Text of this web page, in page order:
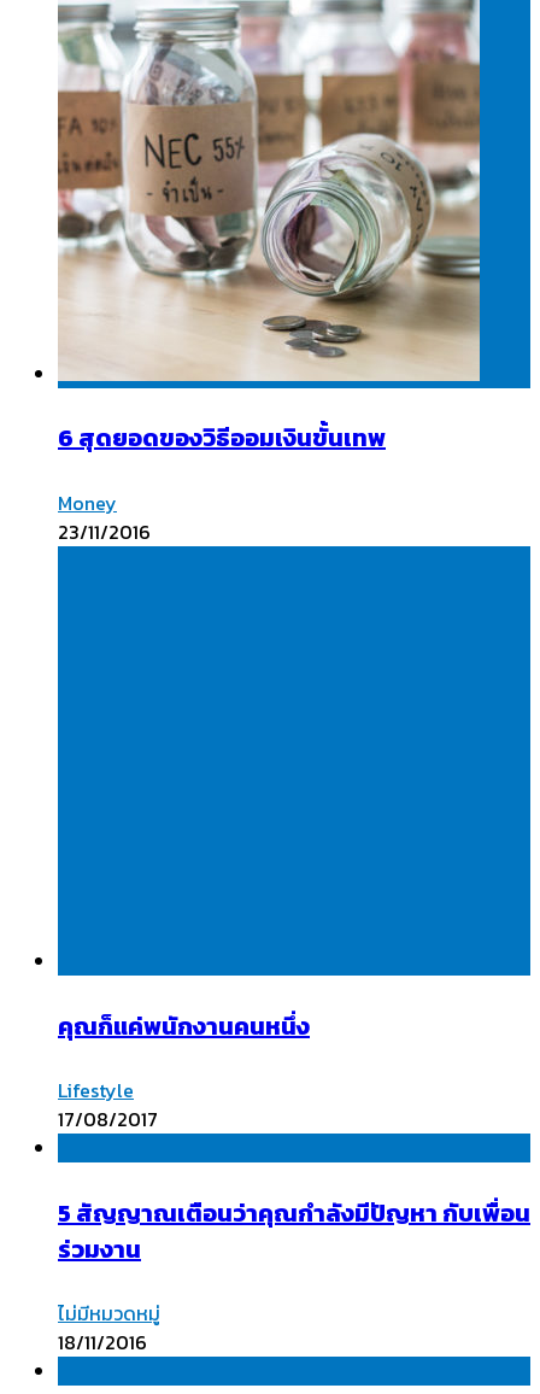
6 สุดยอดของวิธีออมเงินขั้นเทพ
Money
23/11/2016
คุณก็แค่พนักงานคนหนึ่ง
Lifestyle
17/08/2017
5 สัญญาณเตือนว่าคุณกำลังมีปัญหา กับเพื่อน
ร่วมงาน
ไม่มีหมวดหมู่
18/11/2016